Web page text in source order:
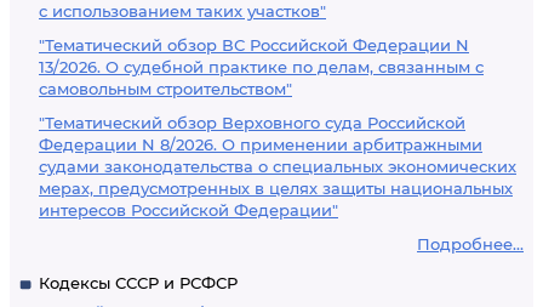
с использованием таких участков"
"Тематический обзор ВС Российской Федерации N
13/2026. О судебной практике по делам, связанным с
самовольным строительством"
"Тематический обзор Верховного суда Российской
Федерации N 8/2026. О применении арбитражными
судами законодательства о специальных экономических
мерах, предусмотренных в целях защиты национальных
интересов Российской Федерации"
Подробнее...
Кодексы СССР и РСФСР